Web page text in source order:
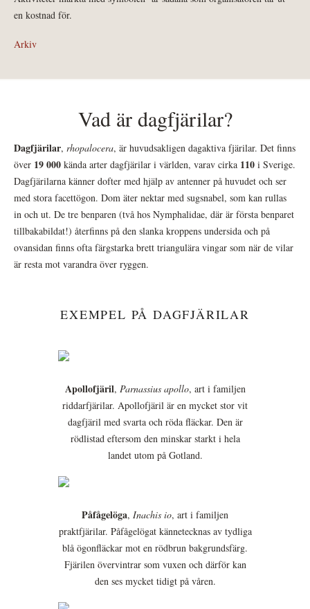
en kostnad för.
Arkiv
Vad är dagfjärilar?
Dagfjärilar, rhopalocera, är huvudsakligen dagaktiva fjärilar. Det finns
över 19 000 kända arter dagfjärilar i världen, varav cirka 110 i Sverige.
Dagfjärilarna känner dofter med hjälp av antenner på huvudet och ser
med stora facettögon. Dom äter nektar med sugsnabel, som kan rullas
in och ut. De tre benparen (två hos Nymphalidae, där är första benparet
tillbakabildat!) återfinns på den slanka kroppens undersida och på
ovansidan finns ofta färgstarka brett triangulära vingar som när de vilar
är resta mot varandra över ryggen.
EXEMPEL PÅ DAGFJÄRILAR
Apollofjäril, Parnassius apollo, art i familjen
riddarfjärilar. Apollofjäril är en mycket stor vit
dagfjäril med svarta och röda fläckar. Den är
rödlistad eftersom den minskar starkt i hela
landet utom på Gotland.
Påfågelöga, Inachis io, art i familjen
praktfjärilar. Påfågelögat kännetecknas av tydliga
blå ögonfläckar mot en rödbrun bakgrundsfärg.
Fjärilen övervintrar som vuxen och därför kan
den ses mycket tidigt på våren.